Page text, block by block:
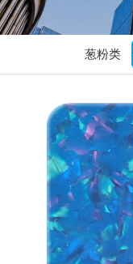
葱粉类